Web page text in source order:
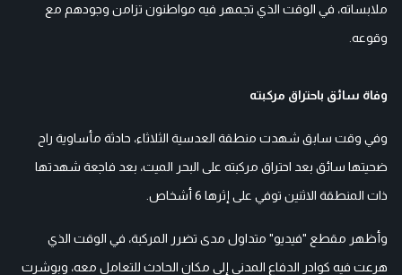
ملابساته، في الوقت الذي تجمهر فيه مواطنون تزامن وجودهم مع
وقوعه.
وفاة سائق باحتراق مركبته
وفي وقت سابق شهدت منطقة العدسية الثلاثاء، حادثة مأساوية راح
ضحيتها سائق بعد احتراق مركبته على البحر الميت، بعد فاجعة شهدتها
ذات المنطقة الاثنين توفي على إثرها 6 أشخاص.
وأظهر مقطع "فيديو" متداول مدى تضرر المركبة، في الوقت الذي
هرعت فيه كوادر الدفاع المدني إلى مكان الحادث للتعامل معه، وبوشرت